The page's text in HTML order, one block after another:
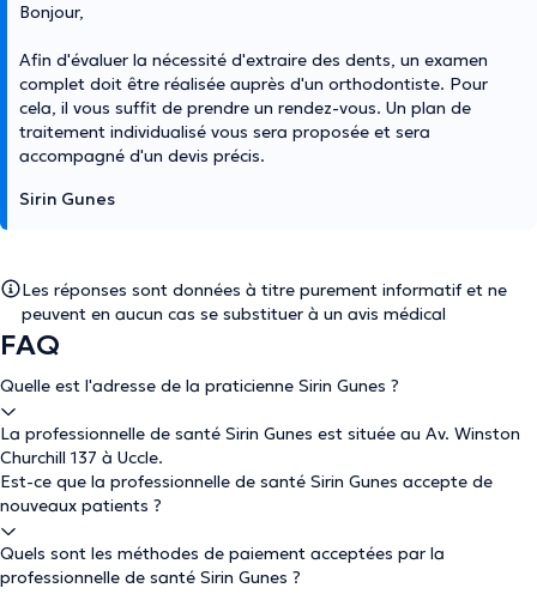
Bonjour,
Afin d'évaluer la nécessité d'extraire des dents, un examen
complet doit être réalisée auprès d'un orthodontiste. Pour
cela, il vous suffit de prendre un rendez-vous. Un plan de
traitement individualisé vous sera proposée et sera
accompagné d'un devis précis.
Sirin Gunes
Les réponses sont données à titre purement informatif et ne
peuvent en aucun cas se substituer à un avis médical
FAQ
Quelle est l'adresse de la praticienne Sirin Gunes ?
La professionnelle de santé Sirin Gunes est située au Av. Winston
Churchill 137 à Uccle.
Est-ce que la professionnelle de santé Sirin Gunes accepte de
nouveaux patients ?
Quels sont les méthodes de paiement acceptées par la
professionnelle de santé Sirin Gunes ?